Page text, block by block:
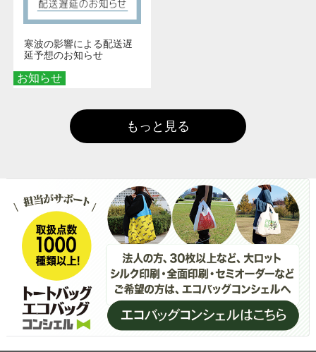
お知らせ
寒波の影響による配送遅
延予想のお知らせ
もっと見る